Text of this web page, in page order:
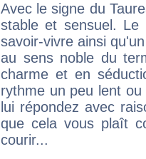
Avec le signe du
stable et sensuel.
savoir-vivre ainsi
au sens noble du
charme et en
rythme un peu lent
lui répondez avec
que cela vous plaît
courir...